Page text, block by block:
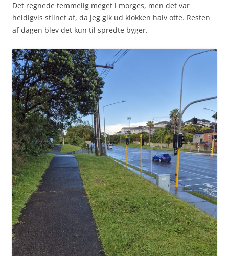
Det regnede temmelig meget i morges, men det var
heldigvis stilnet af, da jeg gik ud klokken halv otte. Resten
af dagen blev det kun til spredte byger.